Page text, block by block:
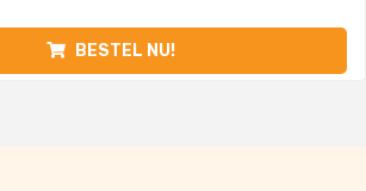
BESTEL NU!